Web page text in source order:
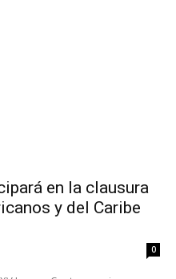
en la clausura
y del Caribe
0